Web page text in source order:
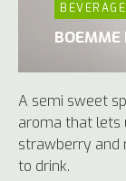
BOEMME
A semi sweet
aroma that lets
strawberry and
to drink.